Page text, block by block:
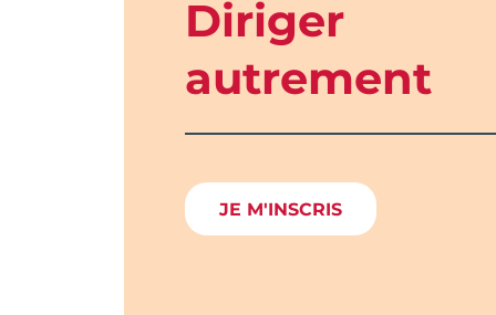
Diriger
autrement
JE M'INSCRIS